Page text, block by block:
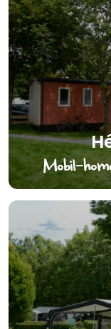
Mobil-